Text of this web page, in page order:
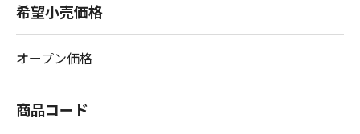
希望小売価格
オープン価格
商品コード